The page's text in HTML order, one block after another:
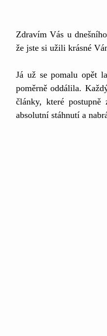
Zdravím Vás u
že jste si užili krásné
Já už se pomalu opět
poměrně oddálila.
články, které
absolutní stáhnutí a